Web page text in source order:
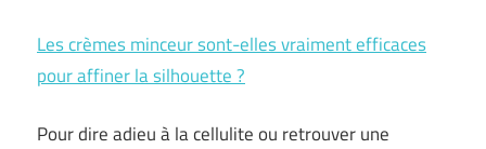
Les crèmes minceur sont-elles vraiment efficaces
pour affiner la silhouette ?
Pour dire adieu à la cellulite ou retrouver une